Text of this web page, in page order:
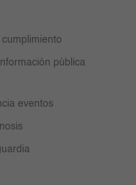
pública
eventos